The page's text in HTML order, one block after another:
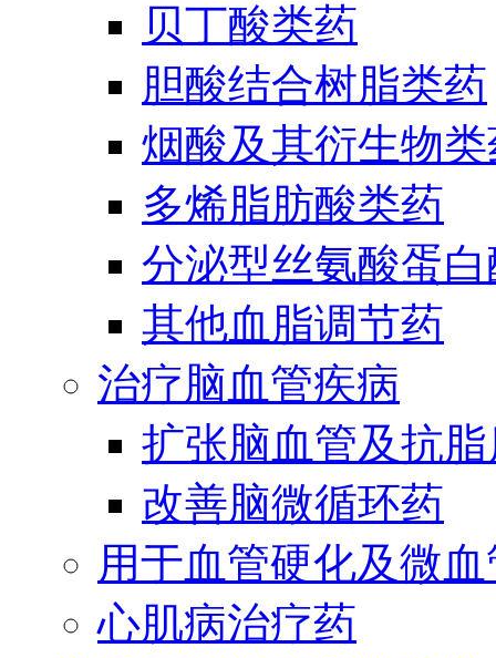
贝丁酸类药
胆酸结合树脂类药
烟酸及其衍生物
多烯脂肪酸类药
分泌型丝氨酸蛋
其他血脂调节药
治疗脑血管疾病
扩张脑血管及抗
改善脑微循环药
用于血管硬化及微
心肌病治疗药